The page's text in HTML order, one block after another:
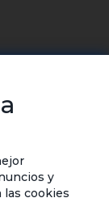
SUSCRIBIRSE
y
las cookies